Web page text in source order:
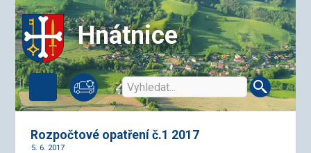
Hnátnice
Rozpočtové opatření č.1 2017
5. 6. 2017